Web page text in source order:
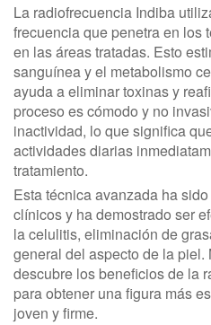
La radiofrecuencia Indiba
frecuencia que penetra en los
en las áreas tratadas. Esto
sanguínea y el metabolismo
ayuda a eliminar toxinas y
proceso es cómodo y no
inactividad, lo que significa
actividades diarias
tratamiento.
Esta técnica avanzada ha
clínicos y ha demostrado ser
la celulitis, eliminación de
general del aspecto de la piel.
descubre los beneficios de la
para obtener una figura más
joven y firme.